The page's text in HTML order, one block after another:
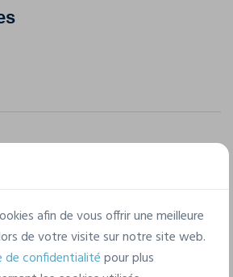
afin de vous offrir une meilleure
de votre visite sur notre site web.
de confidentialitépour plus